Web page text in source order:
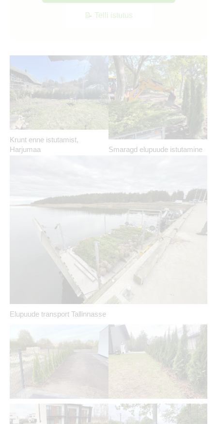
📝 Telli istutus
Krunt enne istutamist,
Harjumaa
Smaragd elupuude istutamine
Elupuude transport Tallinnasse